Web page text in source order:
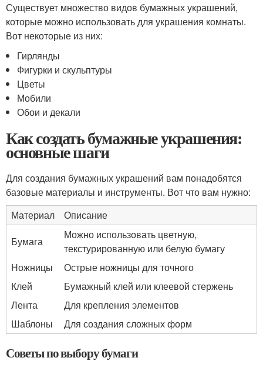
Существует множество видов бумажных украшений,
которые можно использовать для украшения комнаты.
Вот некоторые из них:
Гирлянды
Фигурки и скульптуры
Цветы
Мобили
Обои и декали
Как создать бумажные украшения:
основные шаги
Для создания бумажных украшений вам понадобятся
базовые материалы и инструменты. Вот что вам нужно:
Материал
Описание
Бумага
Можно использовать цветную,
текстурированную или белую бумагу
Ножницы
Острые ножницы для точного
Клей
Бумажный клей или клеевой стержень
Лента
Для крепления элементов
Шаблоны
Для создания сложных форм
Советы по выбору бумаги